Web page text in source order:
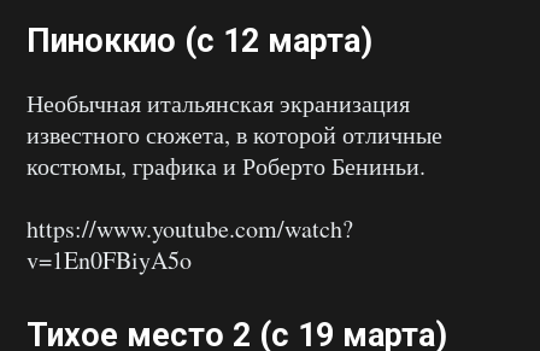
Пиноккио (с 12 марта)
Необычная итальянская экранизация
известного сюжета, в которой отличные
костюмы, графика и Роберто Бениньи.
https://www.youtube.com/watch?
v=1En0FBiyA5o
Тихое место 2 (с 19 марта)